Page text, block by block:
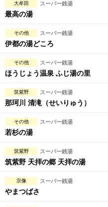
大牟田 スーパー銭湯
最高の湯
その他 スーパー銭湯
伊都の湯どころ
その他 スーパー銭湯
ほうじょう温泉 ふじ湯の里
筑紫野 スーパー銭湯
那珂川 清滝（せいりゅう）
その他 スーパー銭湯
若杉の湯
筑紫野 スーパー銭湯
筑紫野 天拝の郷 天拝の湯
宗像 スーパー銭湯
やまつばさ